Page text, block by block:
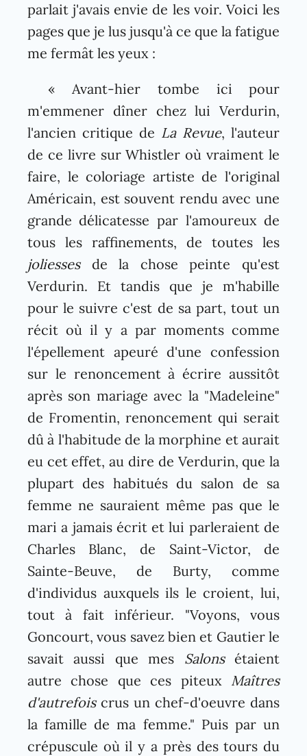
parlait j'avais envie de les voir. Voici les
pages que je lus jusqu'à ce que la fatigue
me fermât les yeux :
« Avant-hier tombe ici pour
m'emmener dîner chez lui Verdurin,
l'ancien critique de La Revue, l'auteur
de ce livre sur Whistler où vraiment le
faire, le coloriage artiste de l'original
Américain, est souvent rendu avec une
grande délicatesse par l'amoureux de
tous les raffinements, de toutes les
joliessesde la chose peinte qu'est
Verdurin. Et tandis que je m'habille
pour le suivre c'est de sa part, tout un
récit où il y a par moments comme
l'épellement apeuré d'une confession
sur le renoncement à écrire aussitôt
après son mariage avec la "Madeleine"
de Fromentin, renoncement qui serait
dû à l'habitude de la morphine et aurait
eu cet effet, au dire de Verdurin, que la
plupart des habitués du salon de sa
femme ne sauraient même pas que le
mari a jamais écrit et lui parleraient de
Charles Blanc, de Saint-Victor, de
Sainte-Beuve, de Burty, comme
d'individus auxquels ils le croient, lui,
tout à fait inférieur. "Voyons, vous
Goncourt, vous savez bien et Gautier le
savait aussi que mes Salonsétaient
autre chose que ces piteux Maîtres
d'autrefoiscrus un chef-d'oeuvre dans
la famille de ma femme." Puis par un
crépuscule où il y a près des tours du